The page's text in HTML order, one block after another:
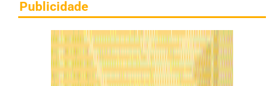
Publicidade